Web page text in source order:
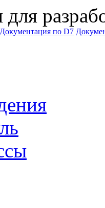
Документация по D7